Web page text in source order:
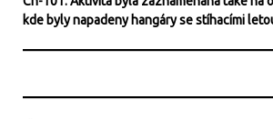
kde byly napadeny hangáry se stíhacími